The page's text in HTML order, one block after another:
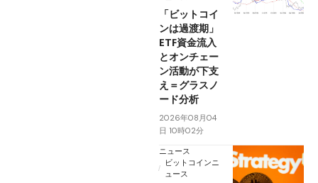
「ビットコイ
ンは過渡期」
ETF資金流入
とオンチェー
ン活動が下支
え＝グラスノ
ード分析
2026年08月04
日 10時02分
ニュース
ビットコインニ
ュース